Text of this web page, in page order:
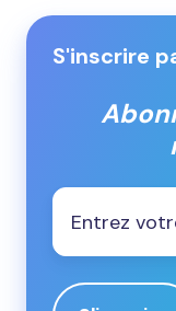
S'inscrire
Email